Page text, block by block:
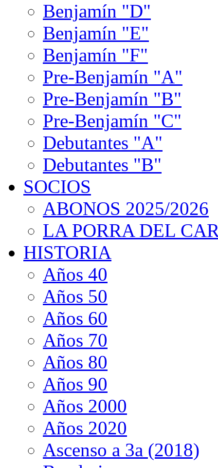
Benjamín "D"
Benjamín "E"
Benjamín "F"
Pre-Benjamín "A"
Pre-Benjamín "B"
Pre-Benjamín "C"
Debutantes "A"
Debutantes "B"
SOCIOS
ABONOS 2025/2026
LA PORRA DEL
HISTORIA
Años 40
Años 50
Años 60
Años 70
Años 80
Años 90
Años 2000
Años 2020
Ascenso a 3a (2018)